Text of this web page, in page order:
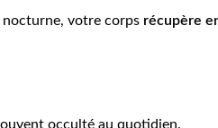
nocturne, votre corps récupère
occulté au quotidien.